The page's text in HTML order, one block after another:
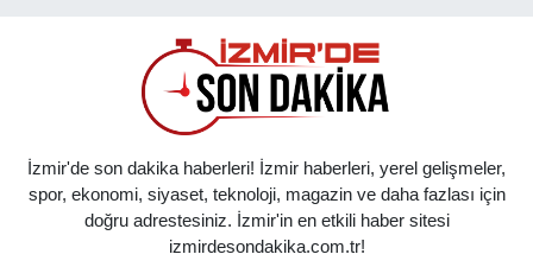
İzmir'de son dakika haberleri! İzmir haberleri, yerel gelişmeler,
spor, ekonomi, siyaset, teknoloji, magazin ve daha fazlası için
doğru adrestesiniz. İzmir'in en etkili haber sitesi
izmirdesondakika.com.tr!